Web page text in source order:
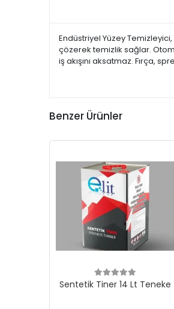
Endüstriyel Yüzey
çözerek temizlik sağlar.
iş akışını aksatmaz. Fırça,
Benzer Ürünler
Sentetik Tiner 14 Lt Teneke